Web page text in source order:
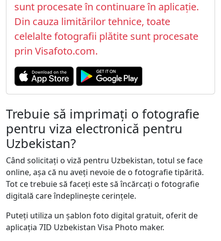
sunt procesate în continuare în aplicație.
Din cauza limitărilor tehnice, toate
celelalte fotografii plătite sunt procesate
prin Visafoto.com.
Trebuie să imprimați o fotografie
pentru viza electronică pentru
Uzbekistan?
Când solicitați o viză pentru Uzbekistan, totul se face
online, așa că nu aveți nevoie de o fotografie tipărită.
Tot ce trebuie să faceți este să încărcați o fotografie
digitală care îndeplinește cerințele.
Puteți utiliza un șablon foto digital gratuit, oferit de
aplicația 7ID Uzbekistan Visa Photo maker.